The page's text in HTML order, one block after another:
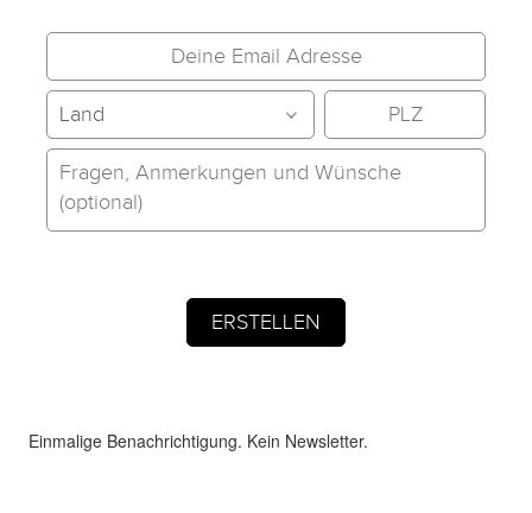
Einmalige Benachrichtigung. Kein Newsletter.